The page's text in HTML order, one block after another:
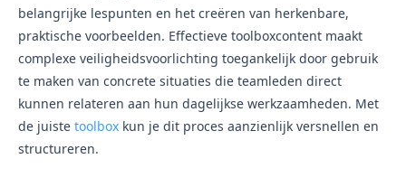
belangrijke lespunten en het creëren van herkenbare,
praktische voorbeelden. Effectieve toolboxcontent maakt
complexe veiligheidsvoorlichting toegankelijk door gebruik
te maken van concrete situaties die teamleden direct
kunnen relateren aan hun dagelijkse werkzaamheden. Met
de juiste toolbox kun je dit proces aanzienlijk versnellen en
structureren.